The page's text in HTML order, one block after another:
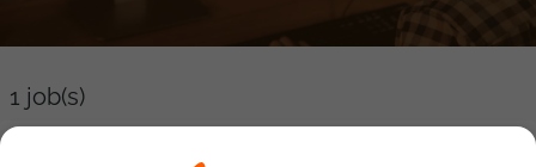
1 job(s)